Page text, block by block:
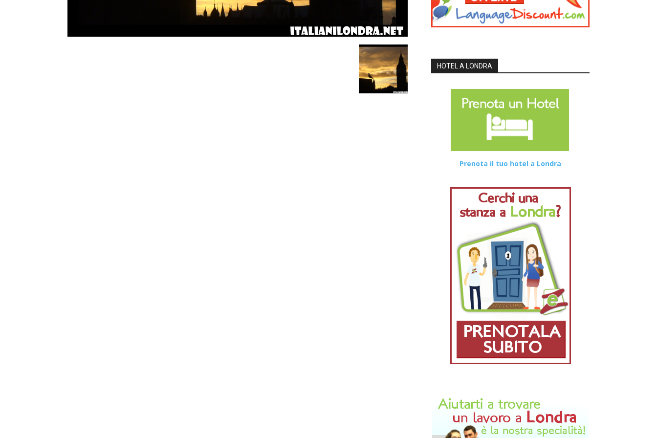
HOTEL A LONDRA
Prenota il tuo hotel a Londra